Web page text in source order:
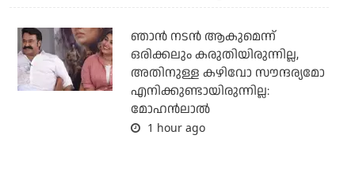
ഞാൻ നടൻ ആകുമെന്ന്
ഒരിക്കലും കരുതിയിരുന്നില്ല,
അതിനുള്ള കഴിവോ സൗന്ദര്യമോ
എനിക്കുണ്ടായിരുന്നില്ല:
മോഹൻലാൽ
1 hour ago